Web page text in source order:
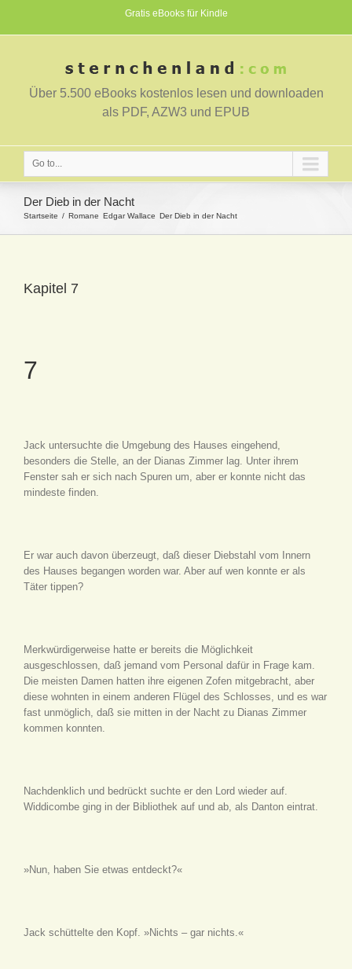
Gratis eBooks für Kindle
Über 5.500 eBooks kostenlos lesen und downloaden
als PDF, AZW3 und EPUB
Go to...
Der Dieb in der Nacht
Startseite Romane Edgar Wallace Der Dieb in der Nacht
Kapitel 7
7
Jack untersuchte die Umgebung des Hauses eingehend,
besonders die Stelle, an der Dianas Zimmer lag. Unter ihrem
Fenster sah er sich nach Spuren um, aber er konnte nicht das
mindeste finden.
Er war auch davon überzeugt, daß dieser Diebstahl vom Innern
des Hauses begangen worden war. Aber auf wen konnte er als
Täter tippen?
Merkwürdigerweise hatte er bereits die Möglichkeit
ausgeschlossen, daß jemand vom Personal dafür in Frage kam.
Die meisten Damen hatten ihre eigenen Zofen mitgebracht, aber
diese wohnten in einem anderen Flügel des Schlosses, und es war
fast unmöglich, daß sie mitten in der Nacht zu Dianas Zimmer
kommen konnten.
Nachdenklich und bedrückt suchte er den Lord wieder auf.
Widdicombe ging in der Bibliothek auf und ab, als Danton eintrat.
»Nun, haben Sie etwas entdeckt?«
Jack schüttelte den Kopf. »Nichts – gar nichts.«